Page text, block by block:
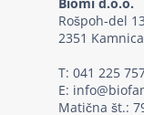
Rošpoh-del
2351 Kamnica
T: 041 225
E:
Matična št.: